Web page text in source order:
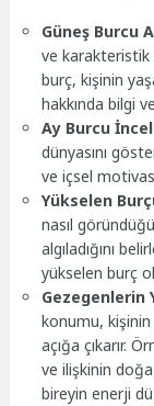
Güneş Burcu
ve karakteristik
burç, kişinin
hakkında bilgi
Ay Burcu
dünyasını
ve içsel
Yükselen
nasıl
algıladığını
yükselen burç
Gezegenlerin
konumu,
açığa çıkarır.
ve ilişkinin
bireyin enerji